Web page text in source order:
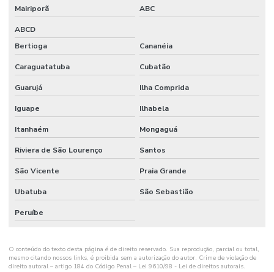
AUTOMAÇÃO
RESIDENCIAL
AUTOMAÇÃO
RESIDENCIAL
REMOTA
AUTOMAÇÃO
RESIDENCIAL
EM RIBEIRÃO
PRETO
AUTOMAÇÃO
RESIDENCIAL
RIO GRANDE
DO SUL
AUTOMAÇÃO
RESIDENCIAL
SALVADOR
RESIDENCIAL
SANTA
CATARINA
Mairiporã ABC
ABCD
Bertioga
Cananéia
Caraguatatuba Cubatão
Guarujá Ilha Comprida
Iguape Ilhabela
Itanhaém Mongaguá
Riviera de São Lourenço Santos
São Vicente Praia Grande
Ubatuba São Sebastião
Peruíbe
O conteúdo do texto desta página é de direito reservado. Sua reprodução, parcial ou total,
mesmo citando nossos links, é proibida sem a autorização do autor. Crime de violação de
direito autoral – artigo 184 do Código Penal – Lei 9610/98 - Lei de direitos autorais.